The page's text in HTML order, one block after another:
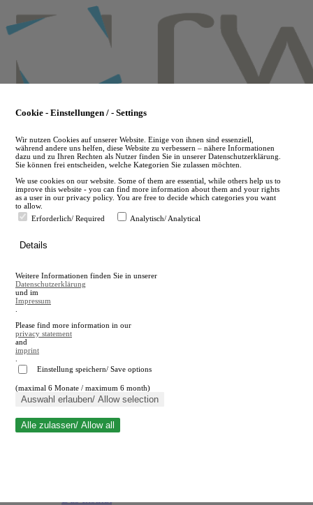
to
main
en
A
A
Suche schließen
Cookie - Einstellungen / - Settings
Wir nutzen Cookies auf unserer Website. Einige von ihnen sind essenziell,
während andere uns helfen, diese Website zu verbessern – nähere Informationen
dazu und zu Ihren Rechten als Nutzer finden Sie in unserer Datenschutzerklärung.
Sie können frei entscheiden, welche Kategorien Sie zulassen möchten.
We use cookies on our website. Some of them are essential, while others help us to
improve this website - you can find more information about them and your rights
as a user in our privacy policy. You are free to decide which categories you want
to allow.
Erforderlich/ Required
Analytisch/ Analytical
Details
Weitere Informationen finden Sie in unserer
Datenschutzerklärung
und im
Impressum
Please find more information in our
privacy statement
and
imprint
Einstellung speichern/ Save options
(maximal 6 Monate / maximum 6 month)
Auswahl erlauben/ Allow selection
Alle zulassen/ Allow all